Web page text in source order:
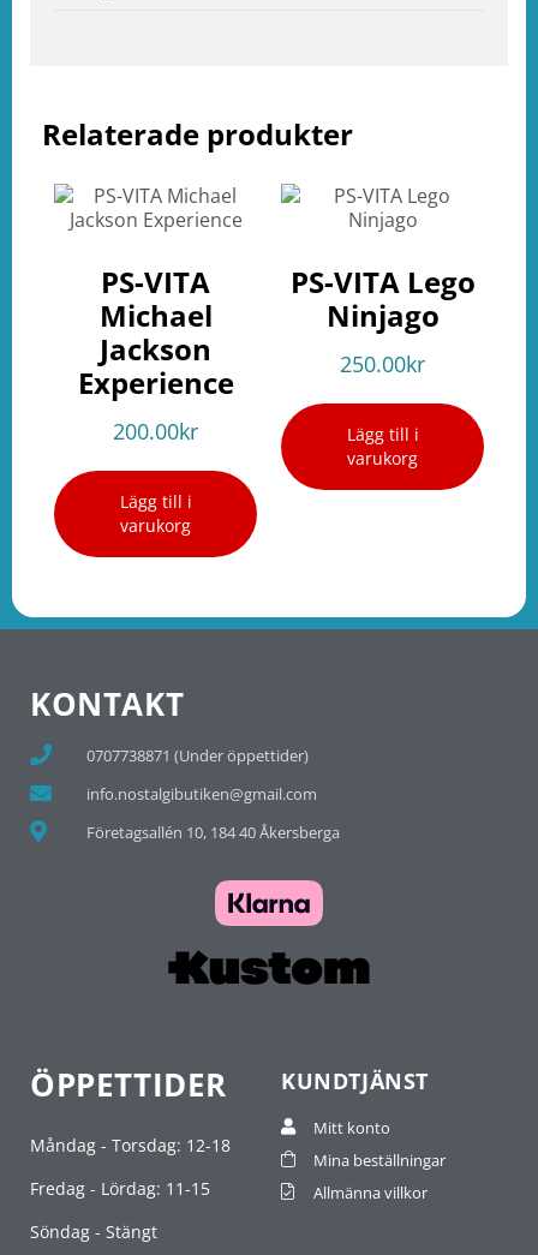
Relaterade produkter
PS-VITA
Michael
Jackson
Experience
200.00kr
Lägg till i
varukorg
PS-VITA Lego
Ninjago
250.00kr
Lägg till i
varukorg
KONTAKT
0707738871 (Under öppettider)
info.nostalgibutiken@gmail.com
Företagsallén 10, 184 40 Åkersberga
ÖPPETTIDER
Måndag - Torsdag: 12-18
Fredag - Lördag: 11-15
Söndag - Stängt
KUNDTJÄNST
Mitt konto
Mina beställningar
Allmänna villkor